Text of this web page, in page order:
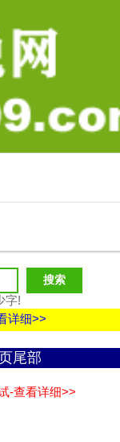
字!
详细>>
尾部
-查看详细>>